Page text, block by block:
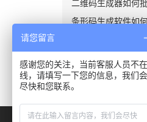
条形码生成软件如
如何实现标签的续
标签打印软件如何
请您留言
感谢您的关注，当前客服人员不在
线，请填写一下您的信息，我们会
尽快和您联系。